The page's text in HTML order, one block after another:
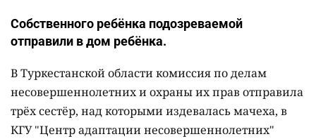
Собственного ребёнка подозреваемой
отправили в дом ребёнка.
В Туркестанской области комиссия по делам
несовершеннолетних и охраны их прав отправила
трёх сестёр, над которыми издевалась мачеха, в
КГУ "Центр адаптации несовершеннолетних"